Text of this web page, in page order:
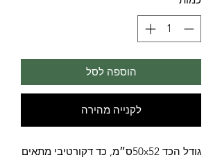
הוספה לסל
לקנייה מהירה
גודל הכד 50x52ס״מ, כד דקורטיבי מתאים